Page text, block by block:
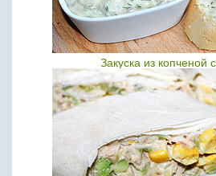
Закуска из копченой